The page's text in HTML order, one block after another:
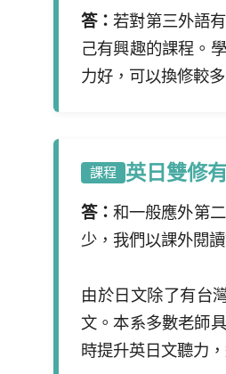
答：若對第三外語
己有興趣的課程。
力好，可以換修較
課程 英日雙修
答：和一般應外第
少，我們以課外閱
由於日文除了有台
文。本系多數老師
時提升英日文聽力